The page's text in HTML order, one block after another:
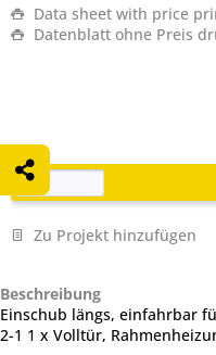
Data sheet with price
Datenblatt ohne Preis
Zu Projekt hinzufügen
Beschreibung
Einschub längs, einfahrbar
2-1 1 x Volltür,